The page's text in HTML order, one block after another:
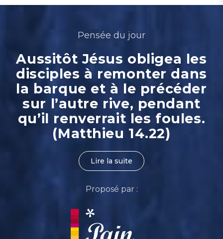
Pensée du jour
Aussitôt Jésus obligea les
disciples à remonter dans
la barque et à le précéder
sur l’autre rive, pendant
qu’il renverrait les foules.
(Matthieu 14.22)
Lire la suite
Proposé par :